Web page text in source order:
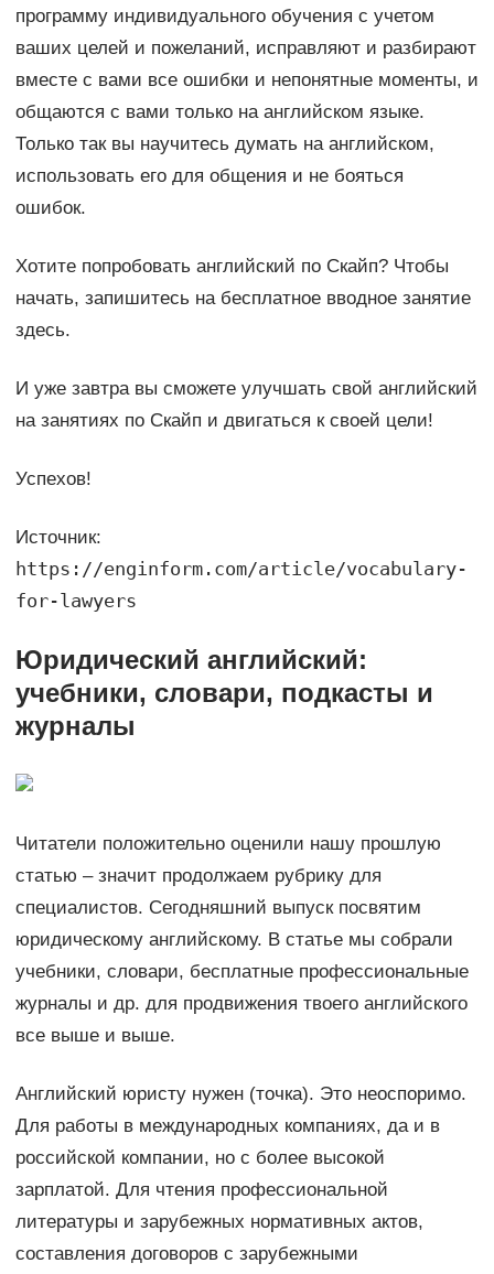
программу индивидуального обучения с учетом
ваших целей и пожеланий, исправляют и разбирают
вместе с вами все ошибки и непонятные моменты, и
общаются с вами только на английском языке.
Только так вы научитесь думать на английском,
использовать его для общения и не бояться
ошибок.
Хотите попробовать английский по Скайп? Чтобы
начать, запишитесь на бесплатное вводное занятие
здесь.
И уже завтра вы сможете улучшать свой английский
на занятиях по Скайп и двигаться к своей цели!
Успехов!
Источник:
https://enginform.com/article/vocabulary-
for-lawyers
Юридический английский:
учебники, словари, подкасты и
журналы
Читатели положительно оценили нашу прошлую
статью – значит продолжаем рубрику для
специалистов. Сегодняшний выпуск посвятим
юридическому английскому. В статье мы собрали
учебники, словари, бесплатные профессиональные
журналы и др. для продвижения твоего английского
все выше и выше.
Английский юристу нужен (точка). Это неоспоримо.
Для работы в международных компаниях, да и в
российской компании, но с более высокой
зарплатой. Для чтения профессиональной
литературы и зарубежных нормативных актов,
составления договоров с зарубежными